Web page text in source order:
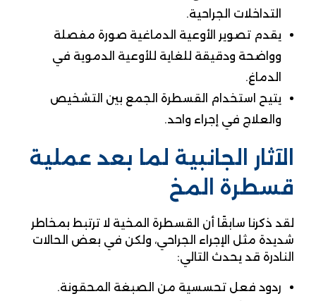
التداخلات الجراحية.
يقدم تصوير الأوعية الدماغية صورة مفصلة
وواضحة ودقيقة للغاية للأوعية الدموية في
الدماغ.
يتيح استخدام القسطرة الجمع بين التشخيص
والعلاج في إجراء واحد.
الآثار الجانبية لما بعد عملية
قسطرة المخ
لقد ذكرنا سابقًا أن القسطرة المخية لا ترتبط بمخاطر
شديدة مثل الإجراء الجراحي، ولكن في بعض الحالات
النادرة قد يحدث التالي:
ردود فعل تحسسية من الصبغة المحقونة.